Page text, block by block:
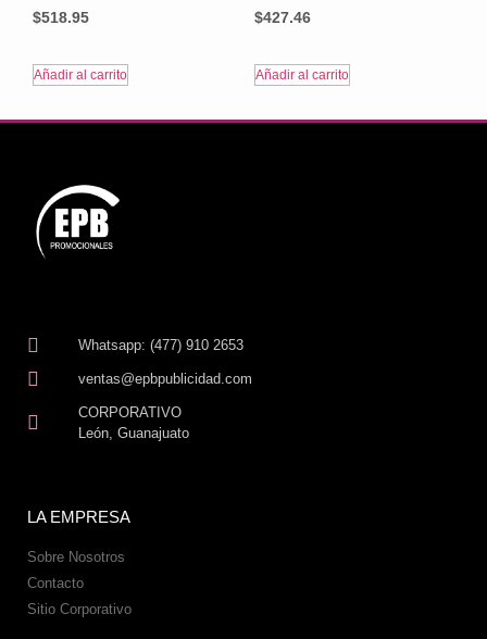
$518.95
Añadir al carrito
$427.46
Añadir al carrito
Whatsapp: (477) 910 2653
ventas@epbpublicidad.com
CORPORATIVO
León, Guanajuato
LA EMPRESA
Sobre Nosotros
Contacto
Sitio Corporativo